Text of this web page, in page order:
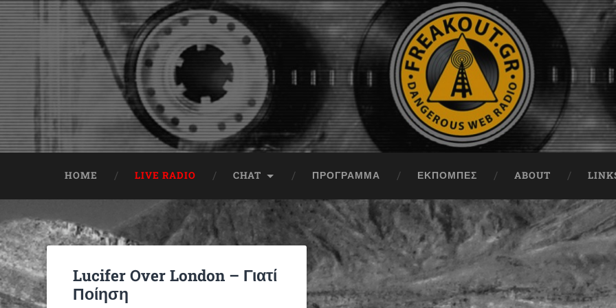
HOME LIVE RADIO CHAT ΠΡΟΓΡΑΜΜΑ ΕΚΠΟΜΠΈΣ ABOUT
Lucifer Over London – Γιατί
Ποίηση